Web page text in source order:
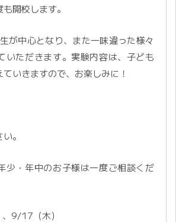
開校します。
が中心となり、また一味違った様々
いただきます。実験内容は、子ども
いきますので、お楽しみに！
。
少・年中のお子様は一度ご相談くだ
9/17（木）